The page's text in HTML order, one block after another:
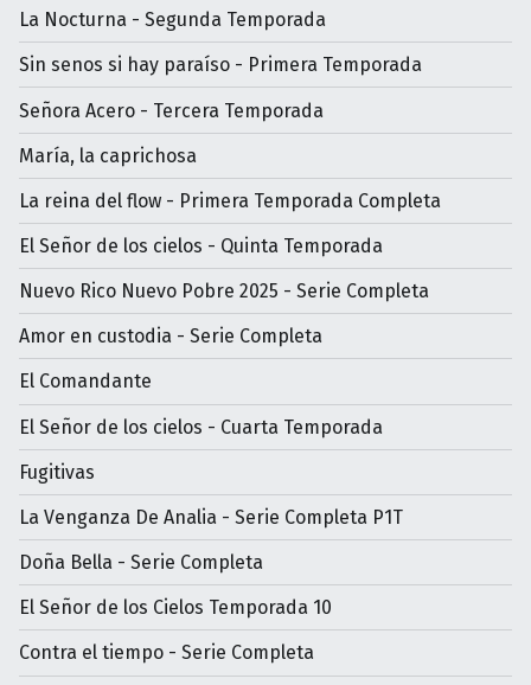
La Nocturna - Segunda Temporada
Sin senos si hay paraíso - Primera Temporada
Señora Acero - Tercera Temporada
María, la caprichosa
La reina del flow - Primera Temporada Completa
El Señor de los cielos - Quinta Temporada
Nuevo Rico Nuevo Pobre 2025 - Serie Completa
Amor en custodia - Serie Completa
El Comandante
El Señor de los cielos - Cuarta Temporada
Fugitivas
La Venganza De Analia - Serie Completa P1T
Doña Bella - Serie Completa
El Señor de los Cielos Temporada 10
Contra el tiempo - Serie Completa